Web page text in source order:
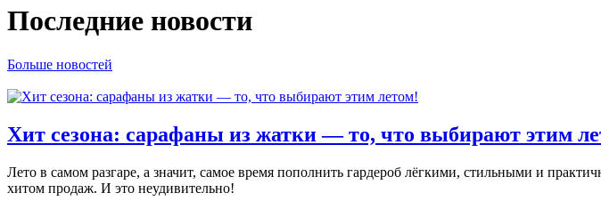
Последние новости
Больше новостей
Хит сезона: сарафаны из жатки — то, что выбирают этим
Лето в самом разгаре, а значит, самое время пополнить гардероб лёгкими, стильными и
хитом продаж. И это неудивительно!